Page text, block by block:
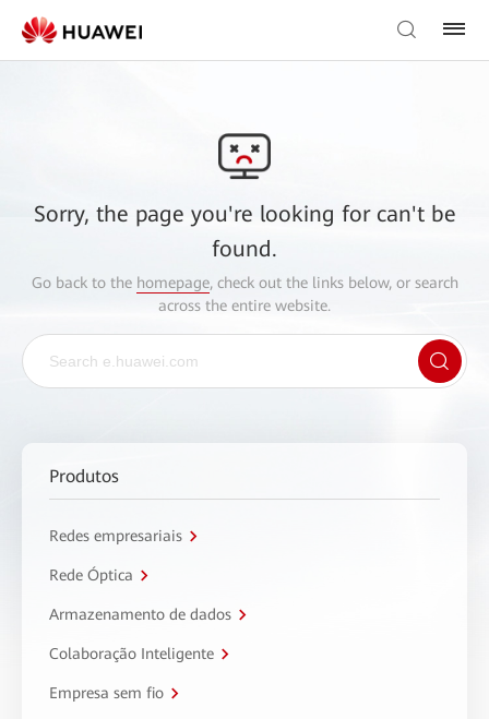
Sorry, the page you're looking for can't be
found.
Go back to the homepage, check out the links below, or search
across the entire website.
Produtos
Redes empresariais
Rede Óptica
Armazenamento de dados
Colaboração Inteligente
Empresa sem fio